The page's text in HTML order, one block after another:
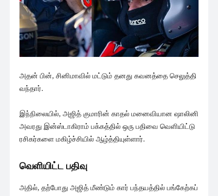
அதன் பின், சினிமாவில் மட்டும் தனது கவனத்தை செலுத்தி
வந்தார்.
இந்நிலையில், அஜித் குமாரின் காதல் மனைவியான ஷாலினி
அவரது இன்ஸ்டாகிராம் பக்கத்தில் ஒரு பதிவை வெளியிட்டு
ரசிகர்களை மகிழ்ச்சியில் ஆழ்த்தியுள்ளார்.
வெளியிட்ட பதிவு
அதில், தற்போது அஜித் மீண்டும் கார் பந்தயத்தில் பங்கேற்கப்